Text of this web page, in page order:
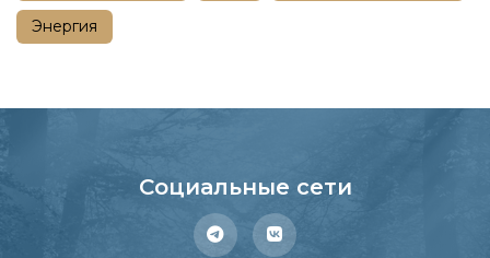
Энергия
Социальные сети